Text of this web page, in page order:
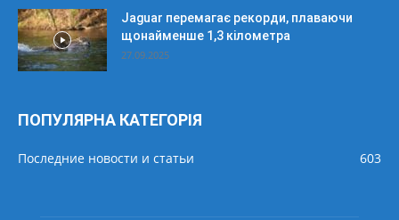
Jaguar перемагає рекорди, плаваючи
щонайменше 1,3 кілометра
27.09.2025
ПОПУЛЯРНА КАТЕГОРІЯ
Последние новости и статьи 603